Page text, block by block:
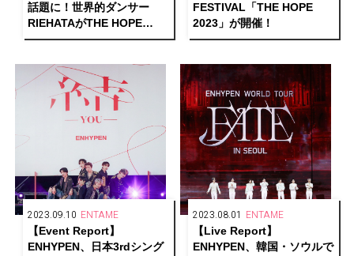
話題に！世界的ダンサー
RIEHATAがTHE HOPE
2023で3万人の大観衆の
魅了
FESTIVAL「THE HOPE
2023」が開催！
2023.09.10 ENTAME
【Event Report】
ENHYPEN、⽇本3rdシング
2023.08.01 ENTAME
【Live Report】
ENHYPEN、韓国・ソウルで